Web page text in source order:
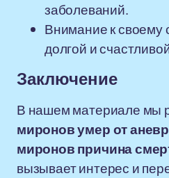
заболеваний.
Внимание к своему
долгой и
Заключение
В нашем материале мы
миронов умер от
миронов причина
вызывает интерес и